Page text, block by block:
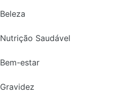
Beleza
Nutrição Saudável
Bem-estar
Gravidez